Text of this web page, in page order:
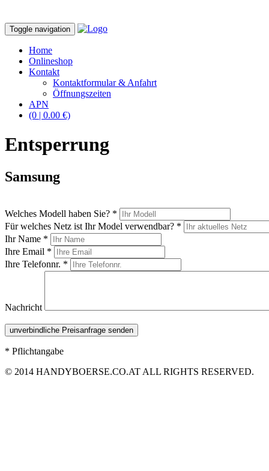
Toggle navigation
Home
Onlineshop
Kontakt
Kontaktformular & Anfahrt
Öffnungszeiten
APN
(0 | 0.00 €)
Entsperrung
Samsung
Welches Modell haben Sie? *
Für welches Netz ist Ihr Model verwendbar? *
Ihr Name *
Ihre Email *
Ihre Telefonnr. *
Nachricht
* Pflichtangabe
© 2014 HANDYBOERSE.CO.AT ALL RIGHTS RESERVED.